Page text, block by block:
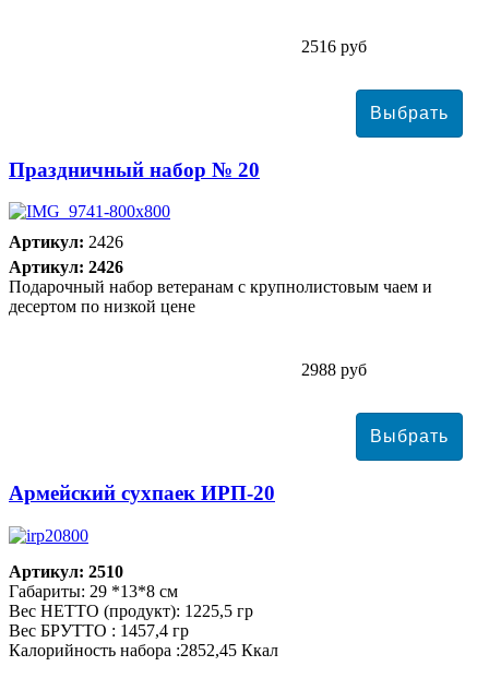
2516 руб
Праздничный набор № 20
Артикул: 2426
Артикул: 2426
Подарочный набор ветеранам с крупнолистовым чаем и
десертом по низкой цене
2988 руб
Армейский сухпаек ИРП-20
Артикул: 2510
Габариты: 29 *13*8 см
Вес НЕТТО (продукт): 1225,5 гр
Вес БРУТТО : 1457,4 гр
Калорийность набора :2852,45 Ккал